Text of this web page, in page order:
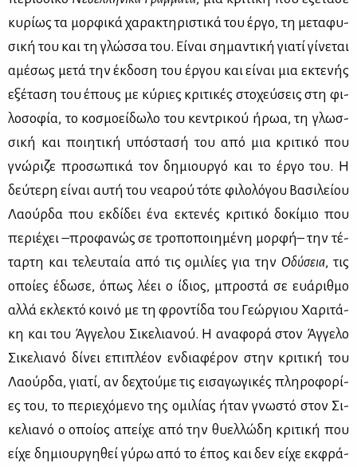
κυ­ρί­ως τα μορ­φι­κά χα­ρα­κτη­ρι­στι­κά του έρ­γο, τη με­τα­φυ­
σι­κή του και τη γλώσ­σα του. Εί­ναι ση­μα­ντι­κή για­τί γί­νε­ται
αμέ­σως με­τά την έκ­δο­ση του έρ­γου και εί­ναι μια εκτε­νής
εξέ­τα­ση του έπους με κύ­ριες κρι­τι­κές στο­χεύ­σεις στη φι­
λο­σο­φία, το κο­σμο­εί­δω­λο του κε­ντρι­κού ήρωα, τη γλωσ­
σι­κή και ποι­η­τι­κή υπό­στα­σή του από μια κρι­τι­κό που
γνώ­ρι­ζε προ­σω­πι­κά τον δη­μιουρ­γό και το έρ­γο του. Η
δεύ­τε­ρη εί­ναι αυ­τή του νε­α­ρού τό­τε φι­λο­λό­γου Βα­σι­λεί­ου
Λα­ούρ­δα που εκ­δί­δει ένα εκτε­νές κρι­τι­κό δο­κί­μιο που
πε­ριέ­χει –προ­φα­νώς σε τρο­πο­ποι­η­μέ­νη μορ­φή– την τέ­
ταρ­τη και τε­λευ­ταία από τις ομι­λί­ες για την Οδύ­σεια, τις
οποί­ες έδω­σε, όπως λέ­ει ο ίδιος, μπρο­στά σε ευά­ριθ­μο
αλ­λά εκλε­κτό κοι­νό με τη φρο­ντί­δα του Γε­ώρ­γιου Χα­ρι­τά­
κη και του Άγ­γε­λου Σι­κε­λια­νού. Η ανα­φο­ρά στον Άγ­γε­λο
Σι­κε­λια­νό δί­νει επι­πλέ­ον εν­δια­φέ­ρον στην κρι­τι­κή του
Λα­ούρ­δα, για­τί, αν δε­χτού­με τις ει­σα­γω­γι­κές πλη­ρο­φο­ρί­
ες του, το πε­ριε­χό­με­νο της ομι­λί­ας ήταν γνω­στό στον Σι­
κε­λια­νό ο οποί­ος απεί­χε από την θυ­ελ­λώ­δη κρι­τι­κή που
εί­χε δη­μιουρ­γη­θεί γύ­ρω από το έπος και δεν εί­χε εκ­φρά­